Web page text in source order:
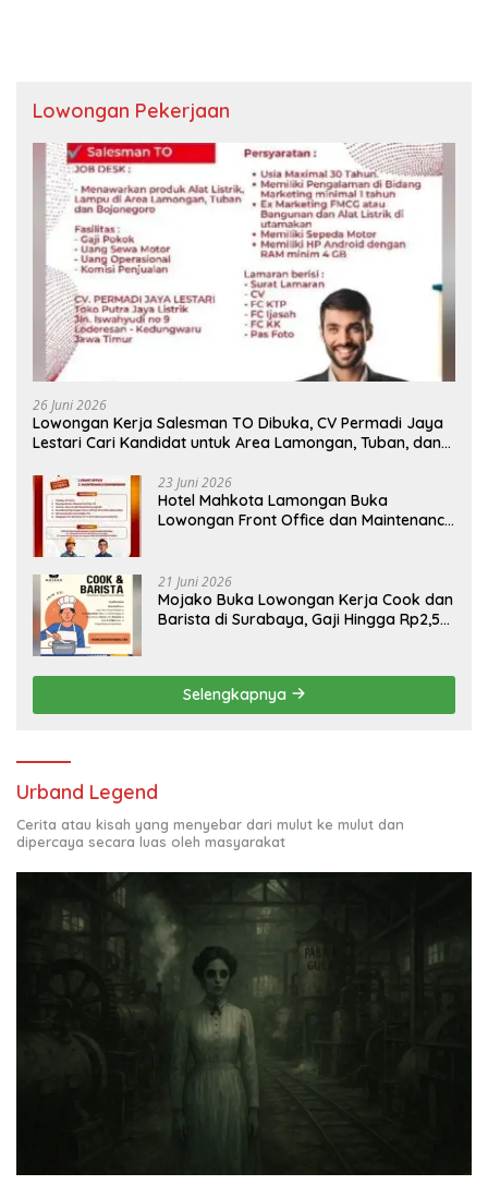
Lowongan Pekerjaan
26 Juni 2026
Lowongan Kerja Salesman TO Dibuka, CV Permadi Jaya
Lestari Cari Kandidat untuk Area Lamongan, Tuban, dan
23 Juni 2026
Hotel Mahkota Lamongan Buka
Lowongan Front Office dan Maintenance
21 Juni 2026
Mojako Buka Lowongan Kerja Cook dan
Barista di Surabaya, Gaji Hingga Rp2,5
Selengkapnya
Urband Legend
Cerita atau kisah yang menyebar dari mulut ke mulut dan
dipercaya secara luas oleh masyarakat